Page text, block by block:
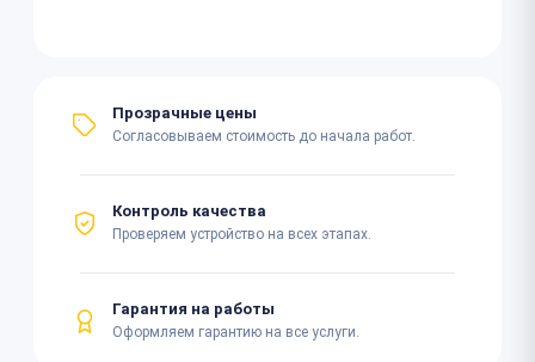
Прозрачные цены
Согласовываем стоимость до начала работ.
Контроль качества
Проверяем устройство на всех этапах.
Гарантия на работы
Оформляем гарантию на все услуги.